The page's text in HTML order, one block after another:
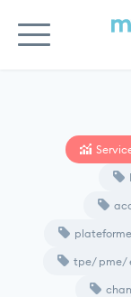
tpe/ pme/